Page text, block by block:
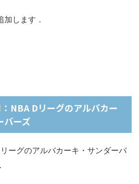
します．
NBA Dリーグのアルバカー
バーズ
ーグのアルバカーキ・サンダーバ